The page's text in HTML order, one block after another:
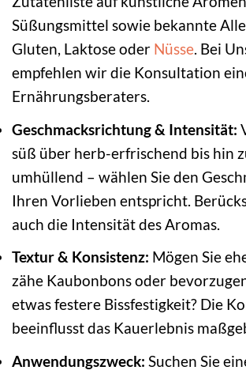
Süßungsmittel sowie bekannte
Gluten, Laktose oder Nüsse. Bei
empfehlen wir die Konsultation
Ernährungsberaters.
Geschmacksrichtung & Intensität:
süß über herb-erfrischend bis hin
umhüllend – wählen Sie den
Ihren Vorlieben entspricht.
auch die Intensität des Aromas.
Textur & Konsistenz: Mögen Sie
zähe Kaubonbons oder
etwas festere Bissfestigkeit? Die
beeinflusst das Kauerlebnis
Anwendungszweck: Suchen Sie